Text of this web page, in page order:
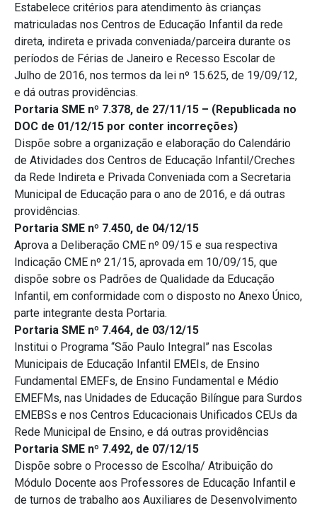
Estabelece critérios para atendimento às crianças
matriculadas nos Centros de Educação Infantil da rede
direta, indireta e privada conveniada/parceira durante os
períodos de Férias de Janeiro e Recesso Escolar de
Julho de 2016, nos termos da lei nº 15.625, de 19/09/12,
e dá outras providências.
Portaria SME nº 7.378, de 27/11/15 – (Republicada no
DOC de 01/12/15 por conter incorreções)
Dispõe sobre a organização e elaboração do Calendário
de Atividades dos Centros de Educação Infantil/Creches
da Rede Indireta e Privada Conveniada com a Secretaria
Municipal de Educação para o ano de 2016, e dá outras
providências.
Portaria SME nº 7.450, de 04/12/15
Aprova a Deliberação CME nº 09/15 e sua respectiva
Indicação CME nº 21/15, aprovada em 10/09/15, que
dispõe sobre os Padrões de Qualidade da Educação
Infantil, em conformidade com o disposto no Anexo Único,
parte integrante desta Portaria.
Portaria SME nº 7.464, de 03/12/15
Institui o Programa “São Paulo Integral” nas Escolas
Municipais de Educação Infantil EMEIs, de Ensino
Fundamental EMEFs, de Ensino Fundamental e Médio
EMEFMs, nas Unidades de Educação Bilíngue para Surdos
EMEBSs e nos Centros Educacionais Unificados CEUs da
Rede Municipal de Ensino, e dá outras providências
Portaria SME nº 7.492, de 07/12/15
Dispõe sobre o Processo de Escolha/ Atribuição do
Módulo Docente aos Professores de Educação Infantil e
de turnos de trabalho aos Auxiliares de Desenvolvimento